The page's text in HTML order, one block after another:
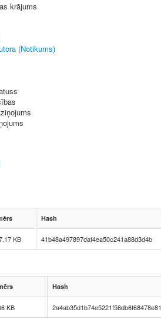
krājums
(Notikums)
Hash
KB 41b48a497897daf4ea50c241a88d3d4b
Hash
KB 2a4ab35d1b74e5221f56db6f68478e81